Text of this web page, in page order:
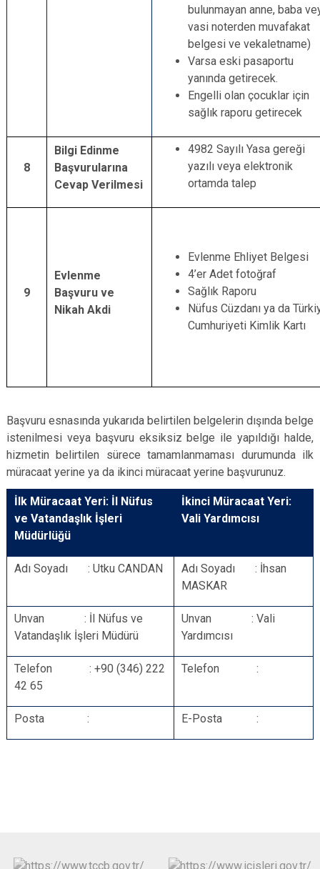
bulunmayan anne, baba
vasi noterden muvafakat
belgesi ve vekaletname)
Varsa eski pasaportu
yanında getirecek.
Engelli olan çocuklar için
sağlık raporu getirecek
8
Bilgi Edinme
Başvurularına
Cevap Verilmesi
4982 Sayılı Yasa gereği
yazılı veya elektronik
ortamda talep
9
Evlenme
Başvuru ve
Nikah Akdi
Evlenme Ehliyet Belgesi
4’er Adet fotoğraf
Sağlık Raporu
Nüfus Cüzdanı ya da
Cumhuriyeti Kimlik Kartı
Başvuru esnasında yukarıda belirtilen belgelerin dışında belge
istenilmesi veya başvuru eksiksiz belge ile yapıldığı halde,
hizmetin belirtilen sürece tamamlanmaması durumunda ilk
müracaat yerine ya da ikinci müracaat yerine başvurunuz.
İlk Müracaat Yeri: İl Nüfus
ve Vatandaşlık İşleri
Müdürlüğü
İkinci Müracaat Yeri:
Vali Yardımcısı
Adı Soyadı : Utku CANDAN
Adı Soyadı : İhsan
MASKAR
Unvan : İl Nüfus ve
Vatandaşlık İşleri Müdürü
Unvan : Vali
Yardımcısı
Telefon : +90 (346) 222
42 65
Telefon :
Posta : E-Posta :